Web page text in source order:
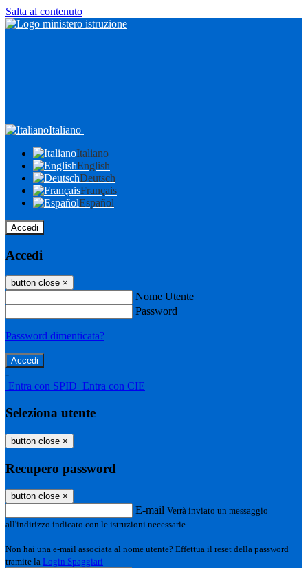
Salta al contenuto
Italiano
Italiano
English
Deutsch
Français
Español
Accedi
Accedi
button close ×
Nome Utente
Password
Password dimenticata?
-
Entra con SPID Entra con CIE
Seleziona utente
button close ×
Recupero password
button close ×
E-mail Verrà inviato un messaggio
all'indirizzo indicato con le istruzioni necessarie.
Non hai una e-mail associata al nome utente? Effettua il reset della password
tramite la Login Spaggiari